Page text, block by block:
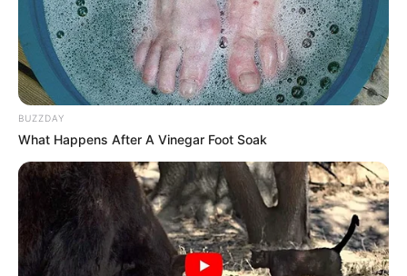
dadurch der Preis ändert.
BUZZDAY
What Happens After A Vinegar Foot Soak